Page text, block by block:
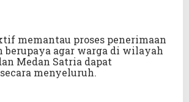
memantau proses penerimaan
berupaya agar warga di wilayah
Medan Satria dapat
menyeluruh.